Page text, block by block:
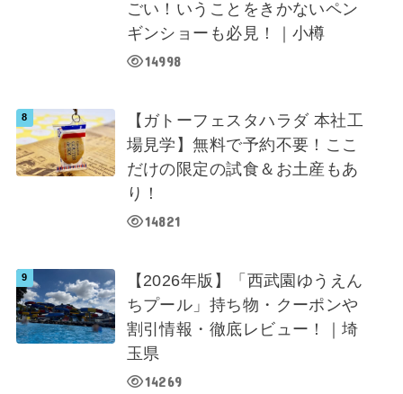
ごい！いうことをきかないペン
ギンショーも必見！｜小樽
14998
【ガトーフェスタハラダ 本社工
場見学】無料で予約不要！ここ
だけの限定の試食＆お土産もあ
り！
14821
【2026年版】「西武園ゆうえん
ちプール」持ち物・クーポンや
割引情報・徹底レビュー！｜埼
玉県
14269